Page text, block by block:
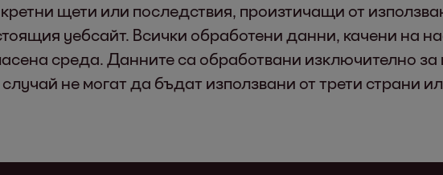
щети или последствия, произтичащи от
уебсайт. Всички обработени данни, качени на
среда. Данните са обработвани изключително
не могат да бъдат използвани от трети страни